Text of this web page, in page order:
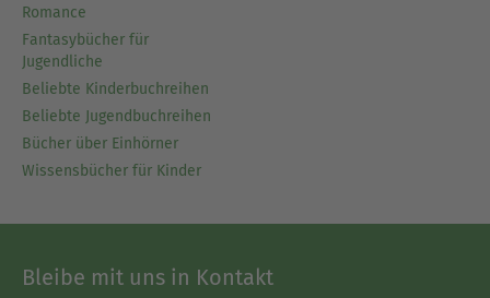
Romance
Fantasybücher für
Jugendliche
Beliebte Kinderbuchreihen
Beliebte Jugendbuchreihen
Bücher über Einhörner
Wissensbücher für Kinder
Bleibe mit uns in Kontakt